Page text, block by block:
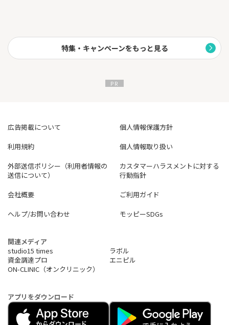
特集・キャンペーンをもっと見る
広告掲載について
個人情報保護方針
利用規約
個人情報取り扱い
外部送信ポリシー（利用者情報の
送信について）
カスタマーハラスメントに対する
行動指針
会社概要
ご利用ガイド
ヘルプ/お問い合わせ
モッピーSDGs
関連メディア
studio15 times
ラボル
資金調達プロ
エニピル
ON-CLINIC（オンクリニック）
アプリをダウンロード